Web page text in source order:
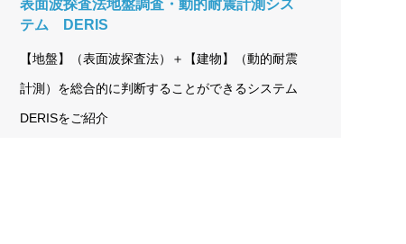
表面波探査法地盤調査・動的耐震計測シス
テム DERIS
【地盤】（表面波探査法）＋【建物】（動的耐震
計測）を総合的に判断することができるシステム
DERISをご紹介